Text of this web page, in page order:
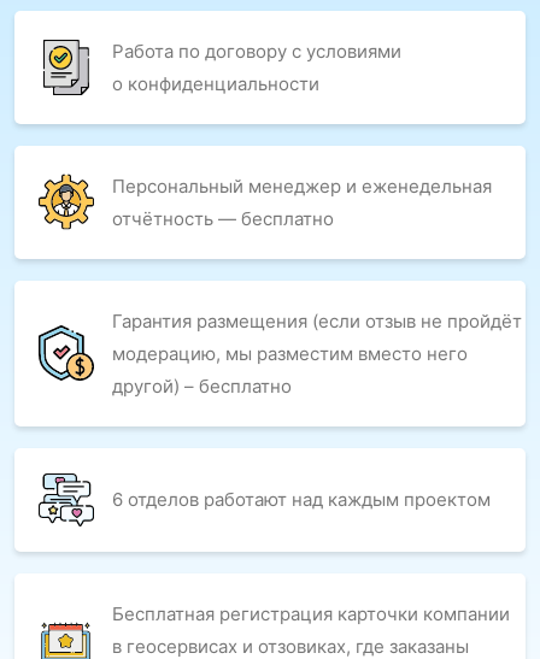
Работа по договору с условиями
о конфиденциальности
Персональный менеджер и еженедельная
отчётность — бесплатно
Гарантия размещения (если отзыв не пройдёт
модерацию, мы разместим вместо него
другой) – бесплатно
6 отделов работают над каждым проектом
Бесплатная регистрация карточки компании
в геосервисах и отзовиках, где заказаны